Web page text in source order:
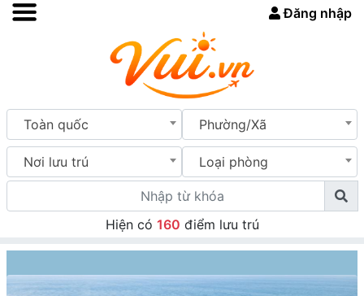
Đăng nhập
Toàn quốc Phường/Xã
Nơi lưu trú Loại phòng
Hiện có 160 điểm lưu trú